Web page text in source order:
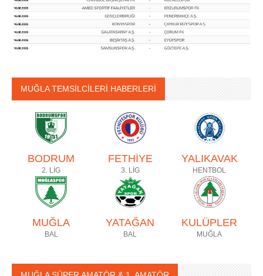
MUĞLA TEMSİLCİLERİ HABERLERİ
BODRUM
2. LİG
FETHİYE
3. LİG
YALIKAVAK
HENTBOL
MUĞLA
BAL
YATAĞAN
BAL
KULÜPLER
MUĞLA